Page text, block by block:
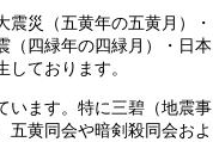
災（五黄年の五黄月）・
（四緑年の四緑月）・日本
ております。
います。特に三碧（地震事
五黄同会や暗剣殺同会およ